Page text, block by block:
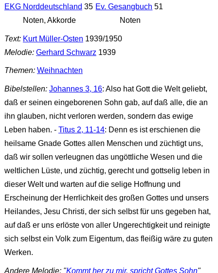
EKG Norddeutschland 35
Noten, Akkorde
Ev. Gesangbuch 51
Noten
Text: Kurt Müller-Osten 1939/1950
Melodie: Gerhard Schwarz 1939
Themen: Weihnachten
Bibelstellen: Johannes 3, 16: Also hat Gott die Welt geliebt,
daß er seinen eingeborenen Sohn gab, auf daß alle, die an
ihn glauben, nicht verloren werden, sondern das ewige
Leben haben. - Titus 2, 11-14: Denn es ist erschienen die
heilsame Gnade Gottes allen Menschen und züchtigt uns,
daß wir sollen verleugnen das ungöttliche Wesen und die
weltlichen Lüste, und züchtig, gerecht und gottselig leben in
dieser Welt und warten auf die selige Hoffnung und
Erscheinung der Herrlichkeit des großen Gottes und unsers
Heilandes, Jesu Christi, der sich selbst für uns gegeben hat,
auf daß er uns erlöste von aller Ungerechtigkeit und reinigte
sich selbst ein Volk zum Eigentum, das fleißig wäre zu guten
Werken.
Andere Melodie: "Kommt her zu mir, spricht Gottes Sohn"